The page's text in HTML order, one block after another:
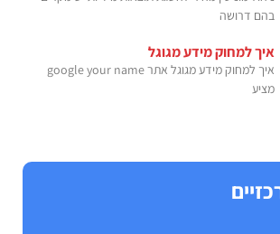
בהם דרושה
איך למחוק מידע מגוגל
מציע